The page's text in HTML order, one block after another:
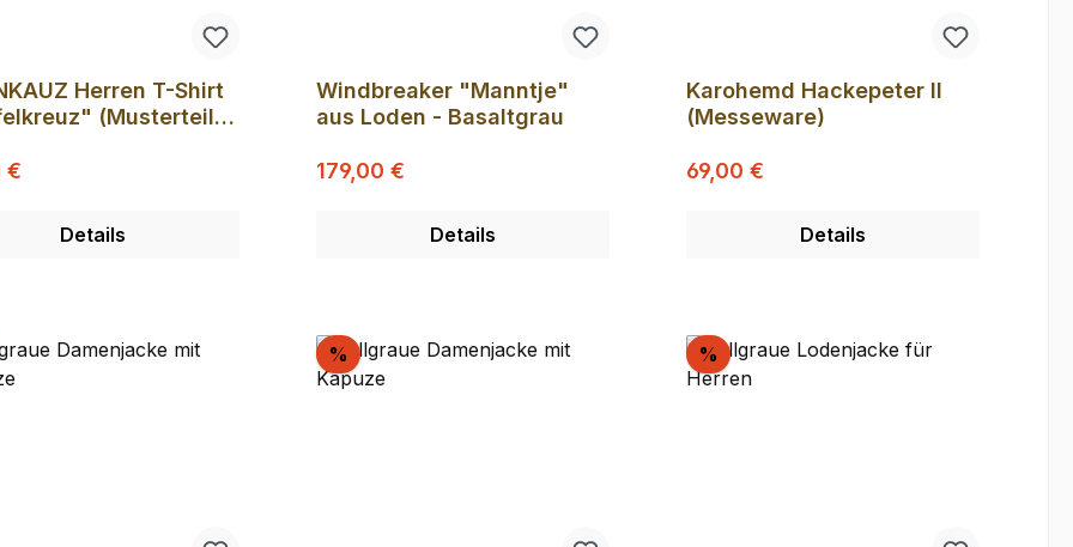
Herren T-Shirt
(Musterteil)
€
Details
Windbreaker "Manntje"
aus Loden - Basaltgrau
Verkaufspreis:
179,00 €
Details
Karohemd Hackepeter II
(Messeware)
Verkaufspreis:
69,00 €
Details
% Rabatt % Rabatt